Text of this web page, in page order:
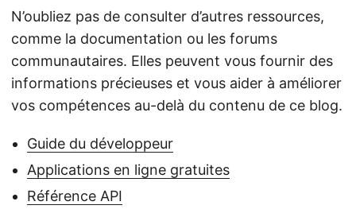
N’oubliez pas de consulter d’autres ressources,
comme la documentation ou les forums
communautaires. Elles peuvent vous fournir des
informations précieuses et vous aider à améliorer
vos compétences au-delà du contenu de ce blog.
Guide du développeur
Applications en ligne gratuites
Référence API